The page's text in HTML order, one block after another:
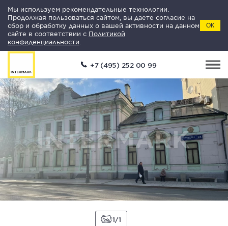
Мы используем рекомендательные технологии.
Продолжая пользоваться сайтом, вы даете согласие на
сбор и обработку данных о вашей активности на данном
сайте в соответствии с Политикой
конфиденциальности
ОК
+7 (495) 252 00 99
1 1